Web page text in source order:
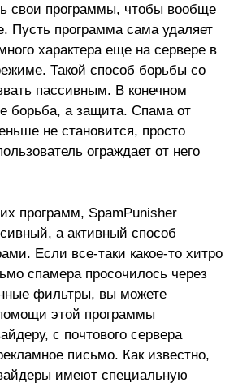
свои программы, чтобы вообще
Пусть программа сама удаляет
характера еще на сервере в
Такой способ борьбы со
пассивным. В конечном
борьба, а защита. Спама от
не становится, просто
ограждает от него
программ, SpamPunisher
а активный способ
Если все-таки какое-то хитро
спамера просочилось через
фильтры, вы можете
этой программы
с почтового сервера
письмо. Как известно,
имеют специальную